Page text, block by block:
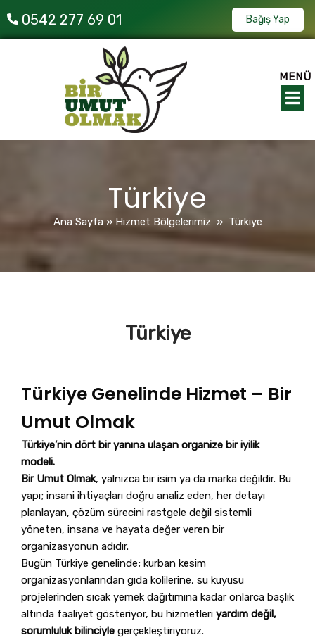
0542 277 69 01 Bağış Yap
MENÜ
Türkiye
Ana Sayfa» Hizmet Bölgelerimiz » Türkiye
Türkiye
Türkiye Genelinde Hizmet – Bir
Umut Olmak
Türkiye’nin dört bir yanına ulaşan organize bir iyilik
modeli.
Bir Umut Olmak, yalnızca bir isim ya da marka değildir. Bu
yapı; insani ihtiyaçları doğru analiz eden, her detayı
planlayan, çözüm sürecini rastgele değil sistemli
yöneten, insana ve hayata değer veren bir
organizasyonun adıdır.
Bugün Türkiye genelinde; kurban kesim
organizasyonlarından gıda kolilerine, su kuyusu
projelerinden sıcak yemek dağıtımına kadar onlarca başlık
altında faaliyet gösteriyor, bu hizmetleri yardım değil,
sorumluluk bilinciyle gerçekleştiriyoruz.